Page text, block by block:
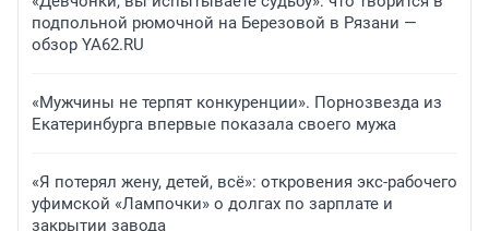
подпольной рюмочной на Березовой в Рязани —
обзор YA62.RU
«Мужчины не терпят конкуренции». Порнозвезда из
Екатеринбурга впервые показала своего мужа
«Я потерял жену, детей, всё»: откровения экс-рабочего
уфимской «Лампочки» о долгах по зарплате и
закрытии завода